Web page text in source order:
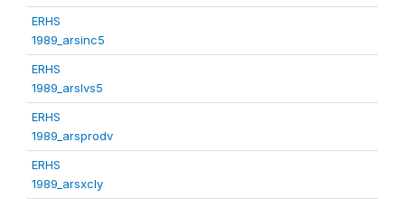
ERHS
1989_arsinc5
ERHS
1989_arslvs5
ERHS
1989_arsprodv
ERHS
1989_arsxcly